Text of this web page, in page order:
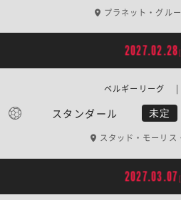
プラネット・グル
2027.02.28
スタンダール 未定
ベルギーリーグ
スタッド・モーリス
2027.03.07